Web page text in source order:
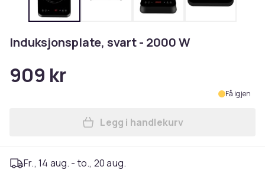
Induksjonsplate, svart - 2000 W
909 kr
Få igjen
Legg Induksjonsplate,
Legg i handlekurv
Fr., 14 aug. - to., 20 aug.